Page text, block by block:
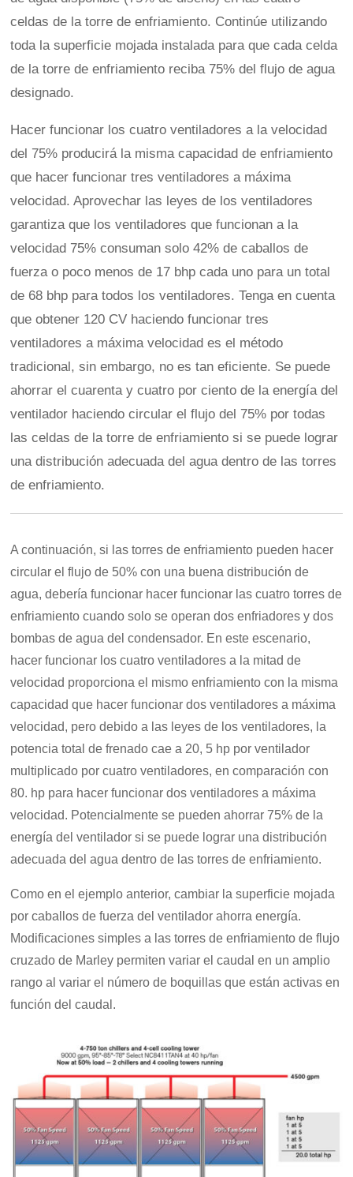
celdas de la torre de enfriamiento. Continúe utilizando
toda la superficie mojada instalada para que cada celda
de la torre de enfriamiento reciba 75% del flujo de agua
designado.
Hacer funcionar los cuatro ventiladores a la velocidad
del 75% producirá la misma capacidad de enfriamiento
que hacer funcionar tres ventiladores a máxima
velocidad. Aprovechar las leyes de los ventiladores
garantiza que los ventiladores que funcionan a la
velocidad 75% consuman solo 42% de caballos de
fuerza o poco menos de 17 bhp cada uno para un total
de 68 bhp para todos los ventiladores. Tenga en cuenta
que obtener 120 CV haciendo funcionar tres
ventiladores a máxima velocidad es el método
tradicional, sin embargo, no es tan eficiente. Se puede
ahorrar el cuarenta y cuatro por ciento de la energía del
ventilador haciendo circular el flujo del 75% por todas
las celdas de la torre de enfriamiento si se puede lograr
una distribución adecuada del agua dentro de las torres
de enfriamiento.
A continuación, si las torres de enfriamiento pueden hacer
circular el flujo de 50% con una buena distribución de
agua, debería funcionar hacer funcionar las cuatro torres de
enfriamiento cuando solo se operan dos enfriadores y dos
bombas de agua del condensador. En este escenario,
hacer funcionar los cuatro ventiladores a la mitad de
velocidad proporciona el mismo enfriamiento con la misma
capacidad que hacer funcionar dos ventiladores a máxima
velocidad, pero debido a las leyes de los ventiladores, la
potencia total de frenado cae a 20, 5 hp por ventilador
multiplicado por cuatro ventiladores, en comparación con
80. hp para hacer funcionar dos ventiladores a máxima
velocidad. Potencialmente se pueden ahorrar 75% de la
energía del ventilador si se puede lograr una distribución
adecuada del agua dentro de las torres de enfriamiento.
Como en el ejemplo anterior, cambiar la superficie mojada
por caballos de fuerza del ventilador ahorra energía.
Modificaciones simples a las torres de enfriamiento de flujo
cruzado de Marley permiten variar el caudal en un amplio
rango al variar el número de boquillas que están activas en
función del caudal.